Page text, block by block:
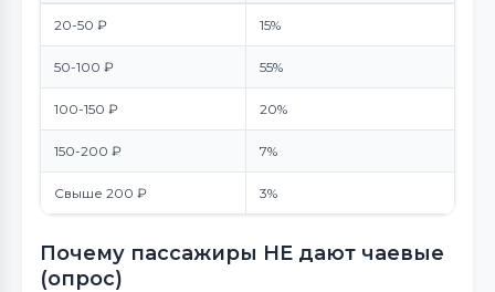
20-50 ₽ 15%
50-100 ₽ 55%
100-150 ₽ 20%
150-200 ₽ 7%
Свыше 200 ₽ 3%
Почему пассажиры НЕ дают чаевые
(опрос)